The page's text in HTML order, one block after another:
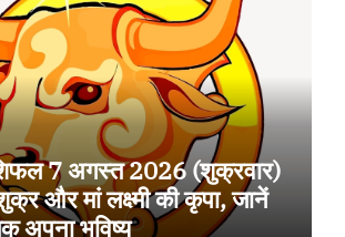
7 अगस्त 2026 (शुक्रवार)
और मां लक्ष्मी की कृपा, जानें
अपना भविष्य